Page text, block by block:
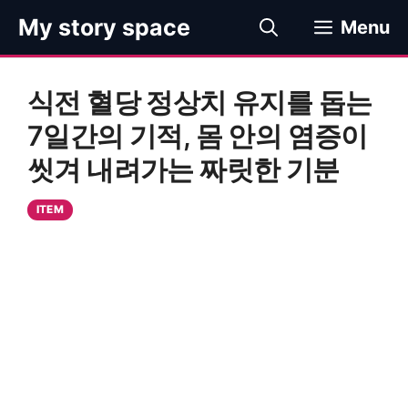
츠
My story space Menu
식전 혈당 정상치 유지를 돕는
7일간의 기적, 몸 안의 염증이
씻겨 내려가는 짜릿한 기분
ITEM